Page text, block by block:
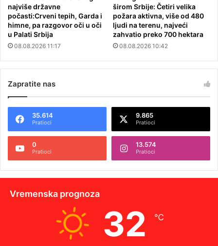
najviše državne
počasti:Crveni tepih, Garda i
himne, pa razgovor oči u oči
u Palati Srbija
08.08.2026 11:17
širom Srbije: Četiri velika
požara aktivna, više od 480
ljudi na terenu, najveći
zahvatio preko 700 hektara
08.08.2026 10:42
Zapratite nas
35.614
Pratioci
9.865
Pratioci
0
Pratioci
13.574
Pratioci
Vremenska prognoza
32 ℃